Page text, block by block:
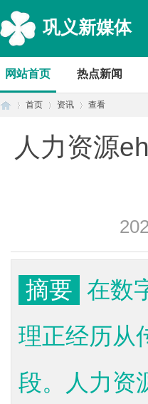
巩义新媒体
网站首页 热点新闻
首页 资讯 查看
人力资源
摘要 在数
理正经历从
段。人力资